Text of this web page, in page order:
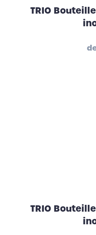
TRIO
TRIO